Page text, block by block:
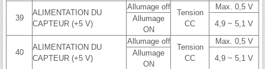
39
ALIMENTATION DU
CAPTEUR (+5 V)
Allumage off
Tension
CC
Max. 0,5 V
Allumage
ON
4,9 ~ 5,1 V
40
ALIMENTATION DU
CAPTEUR (+5 V)
Allumage off
Tension
CC
Max. 0,5 V
Allumage
ON
4,9 ~ 5,1 V